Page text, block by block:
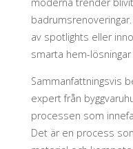
av spotlights eller
smarta hem-
Sammanfattningsvis
expert från
processen som
Det är en process